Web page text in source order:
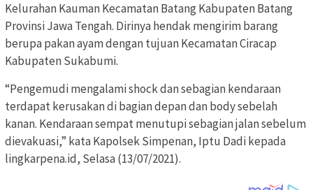
Kelurahan Kauman Kecamatan Batang Kabupaten Batang
Provinsi Jawa Tengah. Dirinya hendak mengirim barang
berupa pakan ayam dengan tujuan Kecamatan Ciracap
Kabupaten Sukabumi.
“Pengemudi mengalami shock dan sebagian kendaraan
terdapat kerusakan di bagian depan dan body sebelah
kanan. Kendaraan sempat menutupi sebagian jalan sebelum
dievakuasi,” kata Kapolsek Simpenan, Iptu Dadi kepada
lingkarpena.id, Selasa (13/07/2021).